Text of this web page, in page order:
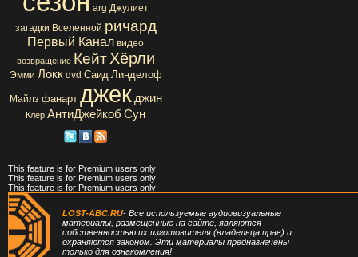
arg Джулиет
загадки Вселенной ричард
Первый Канал видео
возвращение Кейт Хёрли
Эмми Локк dvd Саид Линделоф
Майлз фанарт джек джин
Клер АнтиДжейкоб Сун
This feature is for Premium users only!
This feature is for Premium users only!
This feature is for Premium users only!
LOST-ABC.RU- Все используемые аудиовизуальные
материалы, размещенные на сайте, являются
собственностью их изготовителя (владельца прав) и
охраняются законом. Эти материалы предназначены
только для ознакомления!